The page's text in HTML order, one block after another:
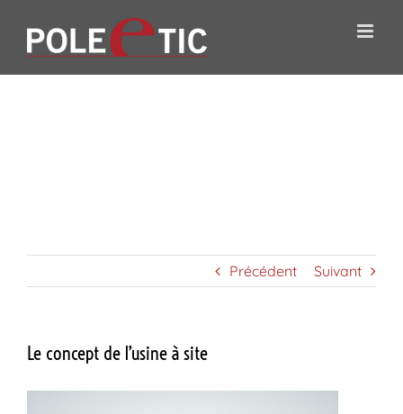
contenu
Précédent Suivant
Le concept de l’usine à site